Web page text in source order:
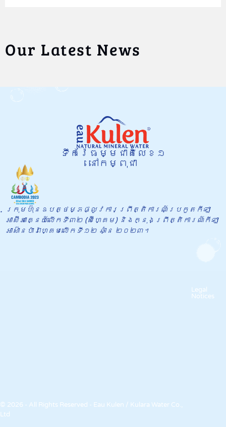
Our Latest News
ទឹករ៉ែធម្មជាតិលេខ១
នៅកម្ពុជា
ក្រុមហ៊ុនឧបត្ថម្ភផ្លូវការព្រឹត្តិការណ៍​ប្រកួតកីឡា
អាស៊ីអាគ្នេយ៍លើកទី៣២ (ស៊ីហ្គេម) និងក្នុង​ព្រឹត្តិការណ៍កីឡា
អាស៊ានប៉ារ៉ាហ្គេមលើកទី១២ ឆាំ្ន ២០២៣។
© 2026 - All Rights Reserved - Eau Kulen / Kulara Water Co.,
Ltd
Legal
Notices